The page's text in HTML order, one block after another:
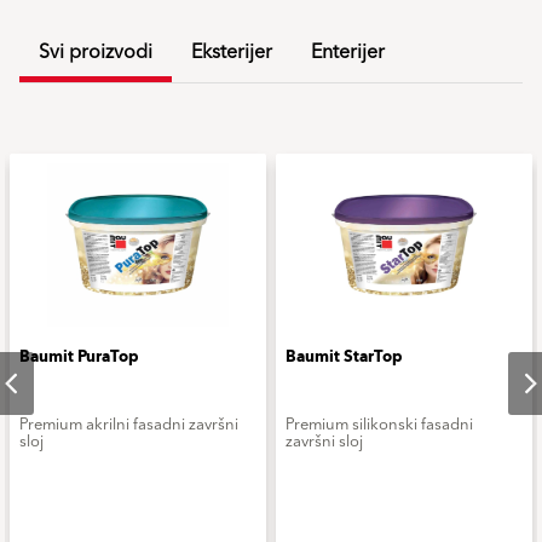
Svi proizvodi Eksterijer Enterijer
Baumit PuraTop
Premium akrilni fasadni završni
sloj
Baumit StarTop
Premium silikonski fasadni
završni sloj